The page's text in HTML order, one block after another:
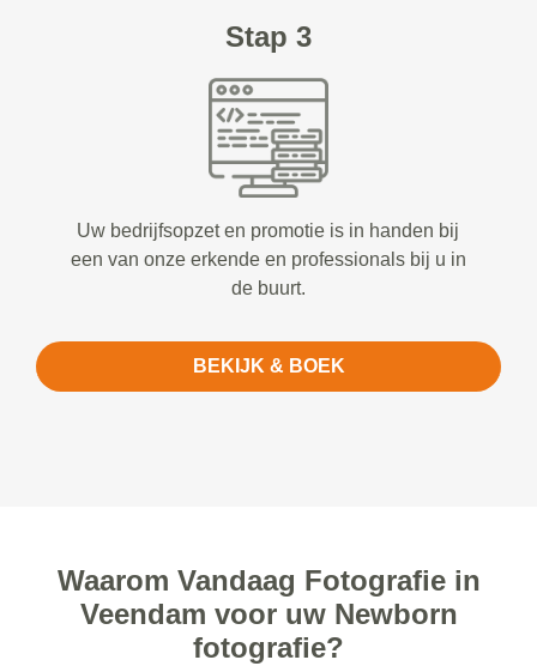
Stap 3
Uw bedrijfsopzet en promotie is in handen bij
een van onze erkende en professionals bij u in
de buurt.
BEKIJK & BOEK
Waarom Vandaag Fotografie in
Veendam voor uw Newborn
fotografie?